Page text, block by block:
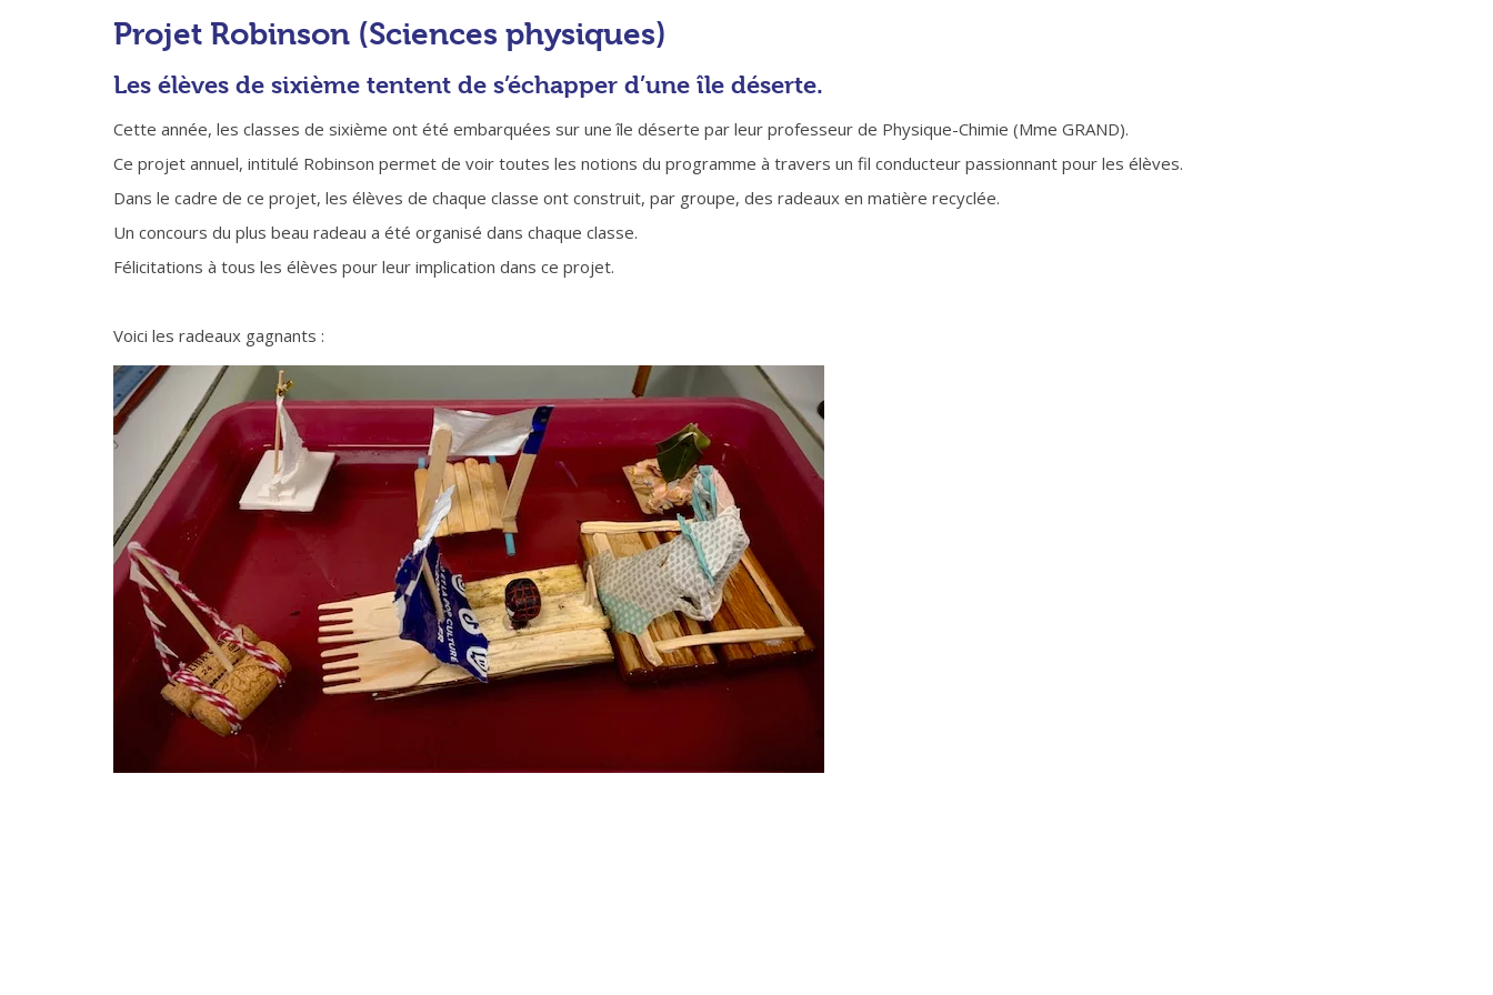
Projet Robinson (Sciences physiques)
Les élèves de sixième tentent de s’échapper d’une île déserte.
Cette année, les classes de sixième ont été embarquées sur une île déserte par leur professeur de Physique-Chimie (Mme GRAND).
Ce projet annuel, intitulé Robinson permet de voir toutes les notions du programme à travers un fil conducteur passionnant pour les élèves.
Dans le cadre de ce projet, les élèves de chaque classe ont construit, par groupe, des radeaux en matière recyclée.
Un concours du plus beau radeau a été organisé dans chaque classe.
Félicitations à tous les élèves pour leur implication dans ce projet.
Voici les radeaux gagnants :